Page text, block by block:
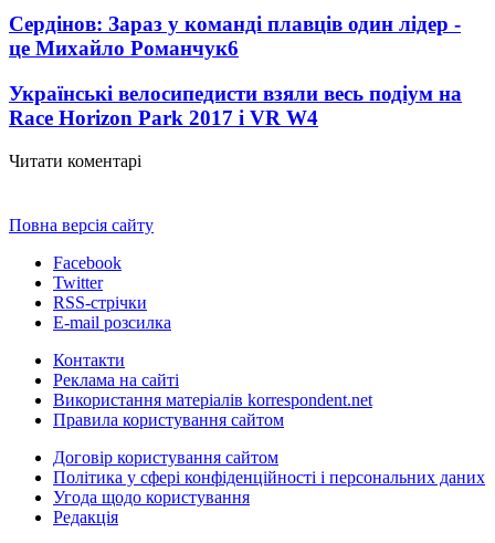
Сердінов: Зараз у команді плавців один лідер -
це Михайло Романчук6
Українські велосипедисти взяли весь подіум на
Race Horizon Park 2017 і VR W4
Читати коментарі
Повна версія сайту
Facebook
Twitter
RSS-стрічки
E-mail розсилка
Контакти
Реклама на сайті
Використання матеріалів korrespondent.net
Правила користування сайтом
Договір користування сайтом
Політика у сфері конфіденційності і персональних даних
Угода щодо користування
Редакція